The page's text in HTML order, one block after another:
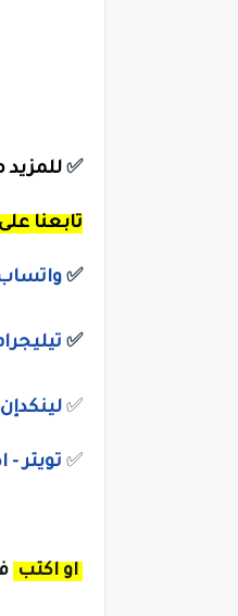
✅
تابعنا
✅
✅
✅
✅ تويتر
او اكتب